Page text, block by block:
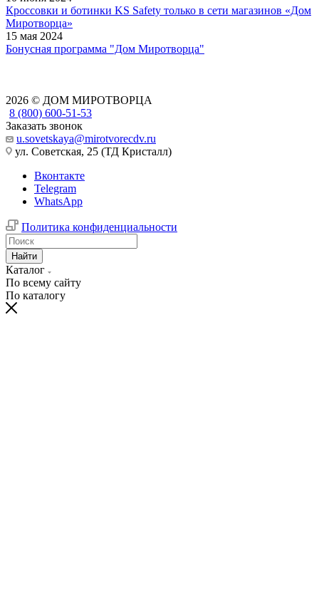
Кроссовки и ботинки KS Safety только в сети магазинов «Дом
Миротворца»
15 мая 2024
Бонусная программа "Дом Миротворца"
2026 © ДОМ МИРОТВОРЦА
8 (800) 600-51-53
Заказать звонок
u.sovetskaya@mirotvorecdv.ru
ул. Советская, 25 (ТД Кристалл)
Вконтакте
Telegram
WhatsApp
Политика конфиденциальности
Найти
Каталог
По всему сайту
По каталогу